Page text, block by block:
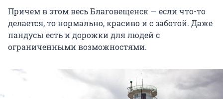
Причем в этом весь Благовещенск — если что-то
делается, то нормально, красиво и с заботой. Даже
пандусы есть и дорожки для людей с
ограниченными возможностями.